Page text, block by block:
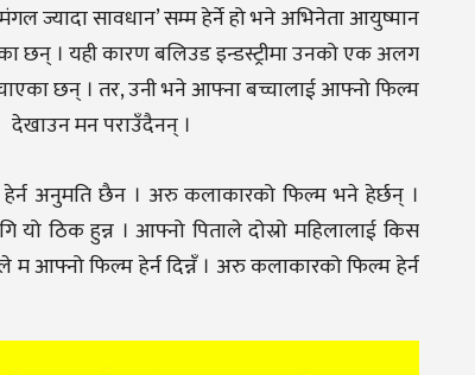
ज्यादा सावधान’ सम्म हेर्ने हो भने अभिनेता आयुष्मान
छन् । यही कारण बलिउड इन्डस्ट्रीमा उनको एक अलग
छन् । तर, उनी भने आफ्ना बच्चालाई आफ्नो फिल्म
देखाउन मन पराउँदैनन् ।
हेर्न अनुमति छैन । अरु कलाकारको फिल्म भने हेर्छन् ।
ठिक हुन्न । आफ्नो पिताले दोस्रो महिलालाई किस
म आफ्नो फिल्म हेर्न दिन्नँ । अरु कलाकारको फिल्म हेर्न